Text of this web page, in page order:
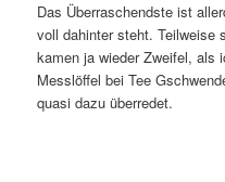
Das Überraschendste ist
voll dahinter steht. Teilweise
kamen ja wieder Zweifel, als
Messlöffel bei Tee
quasi dazu überredet.